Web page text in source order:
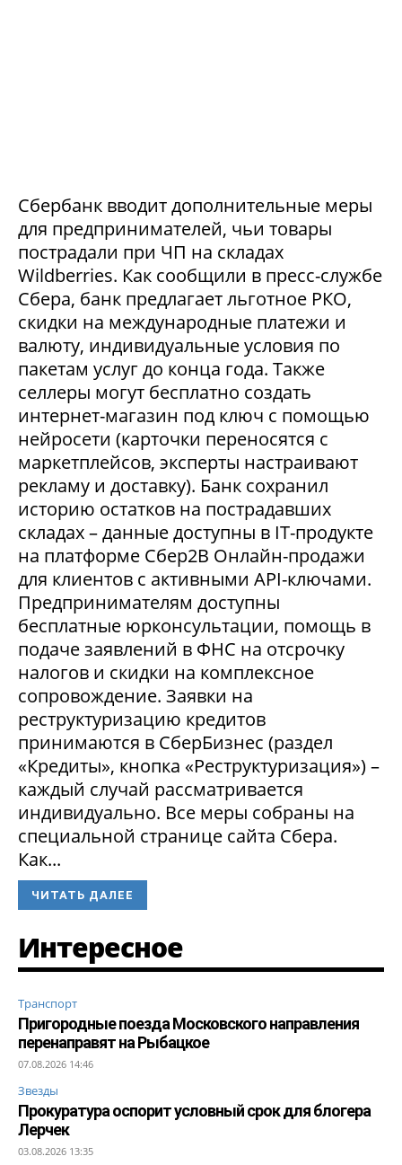
Сбербанк вводит дополнительные меры
для предпринимателей, чьи товары
пострадали при ЧП на складах
Wildberries. Как сообщили в пресс-службе
Сбера, банк предлагает льготное РКО,
скидки на международные платежи и
валюту, индивидуальные условия по
пакетам услуг до конца года. Также
селлеры могут бесплатно создать
интернет-магазин под ключ с помощью
нейросети (карточки переносятся с
маркетплейсов, эксперты настраивают
рекламу и доставку). Банк сохранил
историю остатков на пострадавших
складах – данные доступны в IT-продукте
на платформе Сбер2В Онлайн-продажи
для клиентов с активными API-ключами.
Предпринимателям доступны
бесплатные юрконсультации, помощь в
подаче заявлений в ФНС на отсрочку
налогов и скидки на комплексное
сопровождение. Заявки на
реструктуризацию кредитов
принимаются в СберБизнес (раздел
«Кредиты», кнопка «Реструктуризация») –
каждый случай рассматривается
индивидуально. Все меры собраны на
специальной странице сайта Сбера.
Как...
ЧИТАТЬ ДАЛЕЕ
Интересное
Транспорт
Пригородные поезда Московского направления
перенаправят на Рыбацкое
07.08.2026 14:46
Звезды
Прокуратура оспорит условный срок для блогера
Лерчек
03.08.2026 13:35